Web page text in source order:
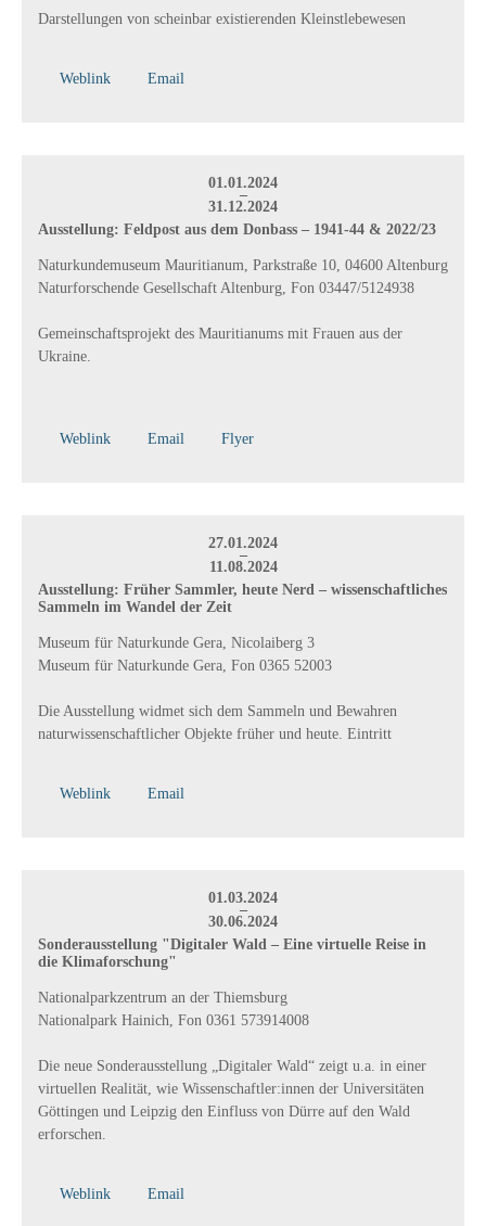
Darstellungen von scheinbar existierenden Kleinstlebewesen
Weblink Email
01.01.2024
–
31.12.2024
Ausstellung: Feldpost aus dem Donbass – 1941-44 & 2022/23
Naturkundemuseum Mauritianum, Parkstraße 10, 04600 Altenburg
Naturforschende Gesellschaft Altenburg, Fon 03447/5124938
Gemeinschaftsprojekt des Mauritianums mit Frauen aus der
Ukraine.
Weblink Email Flyer
27.01.2024
–
11.08.2024
Ausstellung: Früher Sammler, heute Nerd – wissenschaftliches
Sammeln im Wandel der Zeit
Museum für Naturkunde Gera, Nicolaiberg 3
Museum für Naturkunde Gera, Fon 0365 52003
Die Ausstellung widmet sich dem Sammeln und Bewahren
naturwissenschaftlicher Objekte früher und heute. Eintritt
Weblink Email
01.03.2024
–
30.06.2024
Sonderausstellung "Digitaler Wald – Eine virtuelle Reise in
die Klimaforschung"
Nationalparkzentrum an der Thiemsburg
Nationalpark Hainich, Fon 0361 573914008
Die neue Sonderausstellung „Digitaler Wald“ zeigt u.a. in einer
virtuellen Realität, wie Wissenschaftler:innen der Universitäten
Göttingen und Leipzig den Einfluss von Dürre auf den Wald
erforschen.
Weblink Email